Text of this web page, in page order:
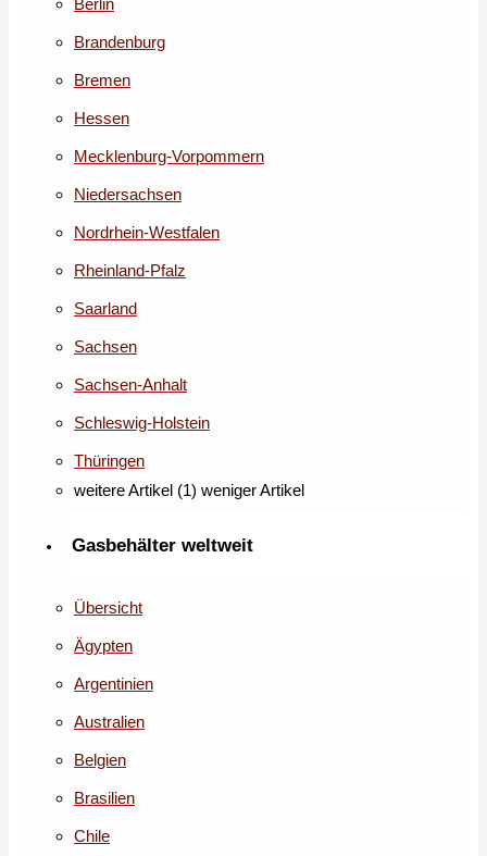
Berlin
Brandenburg
Bremen
Hessen
Mecklenburg-Vorpommern
Niedersachsen
Nordrhein-Westfalen
Rheinland-Pfalz
Saarland
Sachsen
Sachsen-Anhalt
Schleswig-Holstein
Thüringen
weitere Artikel (1) weniger Artikel
Gasbehälter weltweit
Übersicht
Ägypten
Argentinien
Australien
Belgien
Brasilien
Chile